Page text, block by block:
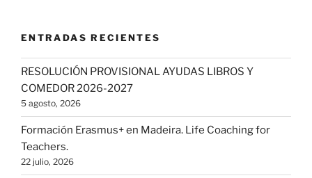
ENTRADAS RECIENTES
RESOLUCIÓN PROVISIONAL AYUDAS LIBROS Y
COMEDOR 2026-2027
5 agosto, 2026
Formación Erasmus+ en Madeira. Life Coaching for
Teachers.
22 julio, 2026